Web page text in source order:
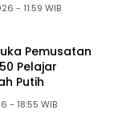
- 11:59 WIB
Pemusatan
Pelajar
Putih
- 18:55 WIB